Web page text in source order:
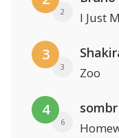
2 I Just
3
3 Zoo
4
6
sombr